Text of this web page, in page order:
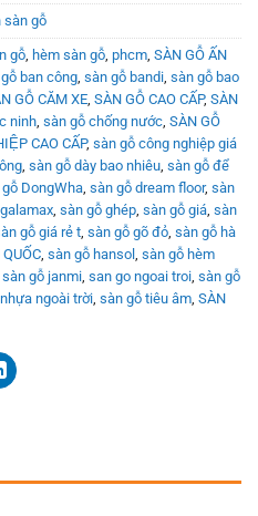
sàn gỗ
gỗ hèm sàn gỗ phcm SÀN GỖ ẤN
ban công sàn gỗ bandi sàn gỗ bao
GỖ CĂM XE SÀN GỖ CAO CẤP, SÀN
ninh sàn gỗ chống nước SÀN GỖ
CAO CẤP, sàn gỗ công nghiệp giá
sàn gỗ dày bao nhiêu sàn gỗ để
DongWha sàn gỗ dream floor, sàn
sàn gỗ ghép sàn gỗ giá sàn
gỗ giá rẻ t sàn gỗ gõ đỏ sàn gỗ hà
sàn gỗ hansol sàn gỗ hèm
sàn gỗ janmi san go ngoai troi sàn gỗ
ngoài trời sàn gỗ tiêu âm SÀN